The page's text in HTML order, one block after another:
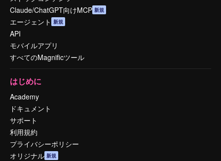
Claude/ChatGPT向けMCP 新規
エージェント 新規
API
モバイルアプリ
すべてのMagnificツール
はじめに
Academy
ドキュメント
サポート
利用規約
プライバシーポリシー
オリジナル 新規